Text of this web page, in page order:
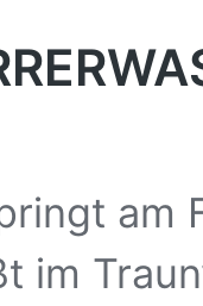
am
im